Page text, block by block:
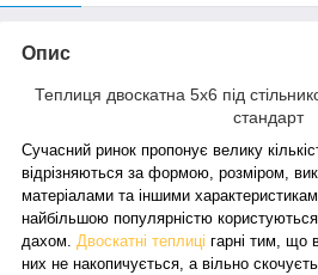
Опис
Теплиця двоскатна 5х6 під
стандарт
Сучасний ринок пропонує велику
відрізняються за формою, розміром,
матеріалами та іншими
найбільшою популярністю користуються
дахом.
Двоскатні теплиці гарні тим, що
них не накопичується, а вільно